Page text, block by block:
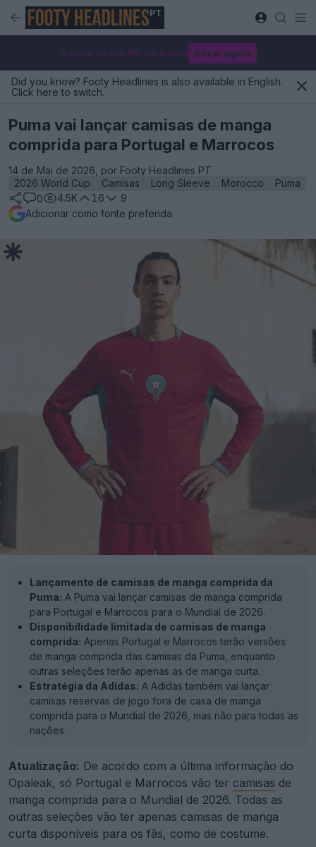
PT
Criador de kits FM em massa Gerar agora
Did you know? Footy Headlines is also available in English.
Click here to switch.
Puma vai lançar camisas de manga
comprida para Portugal e Marrocos
14 de Mai de 2026, por Footy Headlines PT
2026 World Cup
Camisas Long Sleeve Morocco
Puma
0
4.5K 16
9
Adicionar como fonte preferida
Lançamento de camisas de manga comprida da
Puma: A Puma vai lançar camisas de manga comprida
para Portugal e Marrocos para o Mundial de 2026.
Disponibilidade limitada de camisas de manga
comprida: Apenas Portugal e Marrocos terão versões
de manga comprida das camisas da Puma, enquanto
outras seleções terão apenas as de manga curta.
Estratégia da Adidas: A Adidas também vai lançar
camisas reservas de jogo fora de casa de manga
comprida para o Mundial de 2026, mas não para todas as
nações.
Atualização: De acordo com a última informação do
Opaleak, só Portugal e Marrocos vão ter camisas de
manga comprida para o Mundial de 2026. Todas as
outras seleções vão ter apenas camisas de manga
curta disponíveis para os fãs, como de costume.